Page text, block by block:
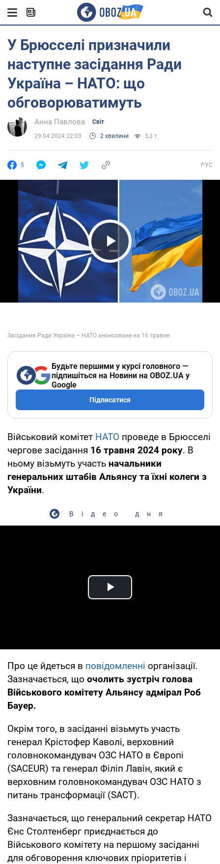
У Брюсселі призначили
наступне засідання Ради
Україна – НАТО: що
обговорюватимуть
Анна Павлова Світ
29.04.2024 22:03 2 хвилини 5,3 т.
5 РУС
Play Video
Будьте першими у курсі головного —
підпишіться на Новини на OBOZ.UA у
Google
Підписатися
Військовий комітет НАТО проведе в Брюсселі
чергове засідання 16 травня 2024 року. В
ньому візьмуть участь начальники
генеральних штабів Альянсу та їхні колеги з
України.
Відео дня
Play Video
Про це йдеться в повідомленні організації.
Зазначається, що очолить зустріч голова
Військового комітету Альянсу адмірал Роб
Бауер.
Окрім того, в засіданні візьмуть участь
генерал Крістофер Каволі, верховний
головнокомандувач ОЗС НАТО в Європі
(SACEUR) та генерал Філіп Лавін, який є
верховним головнокомандувач ОЗС НАТО з
питань трансформації (SACT).
Зазначається, що генеральний секретар НАТО
Єнс Столтенберг приєднається до
Військового комітету на першому засіданні
для обговорення ключових пріоритетів і